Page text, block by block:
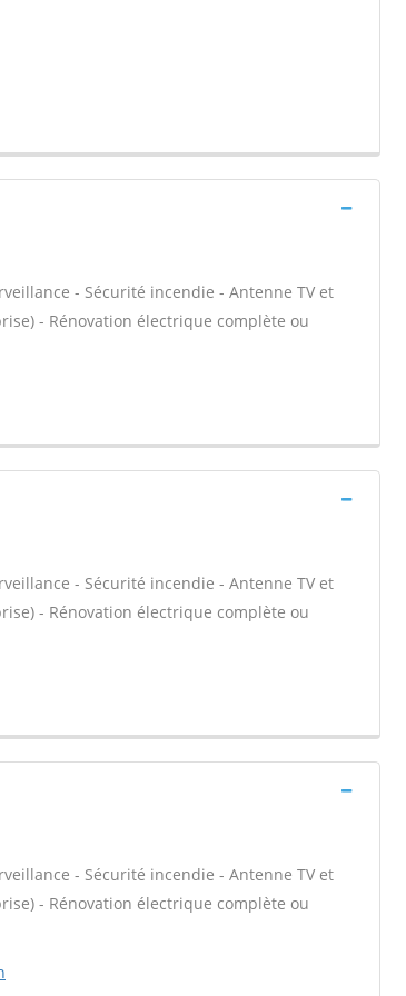
- Sécurité incendie - Antenne TV et
- Rénovation électrique complète ou
- Sécurité incendie - Antenne TV et
- Rénovation électrique complète ou
- Sécurité incendie - Antenne TV et
- Rénovation électrique complète ou